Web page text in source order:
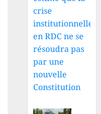
crise
institutionnelle
en RDC ne se
résoudra pas
par une
nouvelle
Constitution